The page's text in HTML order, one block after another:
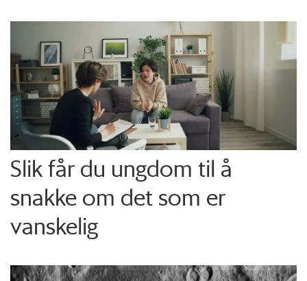
Slik får du ungdom til å
snakke om det som er
vanskelig